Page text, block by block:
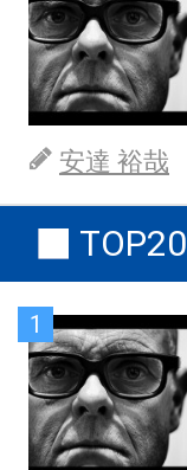
安達 裕哉
TOP20
1